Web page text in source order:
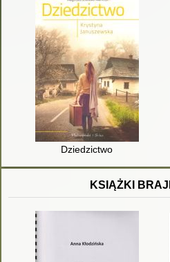
Dziedzictwo
KSIĄŻKI